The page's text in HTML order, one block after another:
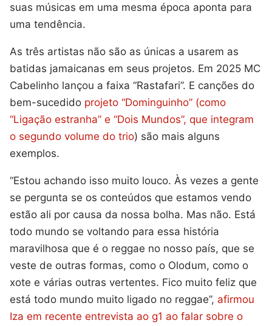
suas músicas em uma mesma época aponta para
uma tendência.
As três artistas não são as únicas a usarem as
batidas jamaicanas em seus projetos. Em 2025 MC
Cabelinho lançou a faixa “Rastafari”. E canções do
bem-sucedido projeto “Dominguinho” (como
“Ligação estranha” e “Dois Mundos”, que integram
o segundo volume do trio) são mais alguns
exemplos.
“Estou achando isso muito louco. Às vezes a gente
se pergunta se os conteúdos que estamos vendo
estão ali por causa da nossa bolha. Mas não. Está
todo mundo se voltando para essa história
maravilhosa que é o reggae no nosso país, que se
veste de outras formas, como o Olodum, como o
xote e várias outras vertentes. Fico muito feliz que
está todo mundo muito ligado no reggae”, afirmou
Iza em recente entrevista ao g1 ao falar sobre o